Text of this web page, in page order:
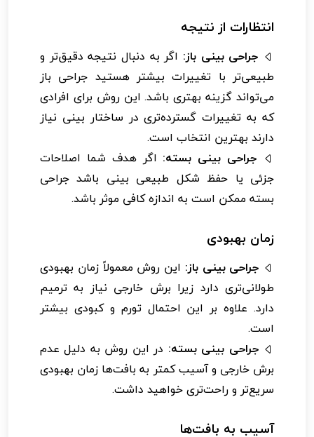
انتظارات از نتیجه
جراحی بینی باز: اگر به دنبال نتیجه دقیق‌تر و
طبیعی‌تر با تغییرات بیشتر هستید جراحی باز
می‌تواند گزینه بهتری باشد. این روش برای افرادی
که به تغییرات گسترده‌تری در ساختار بینی نیاز
دارند بهترین انتخاب است.
جراحی بینی بسته: اگر هدف شما اصلاحات
جزئی یا حفظ شکل طبیعی بینی باشد جراحی
بسته ممکن است به اندازه کافی موثر باشد.
زمان بهبودی
جراحی بینی باز: این روش معمولاً زمان بهبودی
طولانی‌تری دارد زیرا برش خارجی نیاز به ترمیم
دارد. علاوه بر این احتمال تورم و کبودی بیشتر
است.
جراحی بینی بسته: در این روش به دلیل عدم
برش خارجی و آسیب کمتر به بافت‌ها زمان بهبودی
سریع‌تر و راحت‌تری خواهید داشت.
آسیب به بافت‌ها